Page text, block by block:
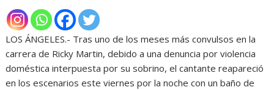
LOS ÁNGELES.- Tras uno de los meses más convulsos en la
carrera de Ricky Martin, debido a una denuncia por violencia
doméstica interpuesta por su sobrino, el cantante reapareció
en los escenarios este viernes por la noche con un baño de